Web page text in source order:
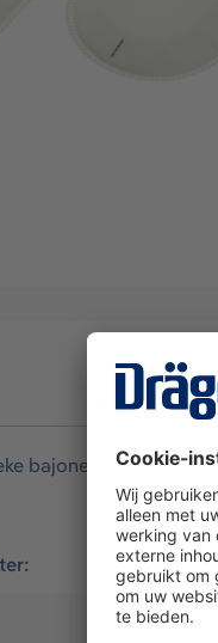
bajonetsluiting
P3